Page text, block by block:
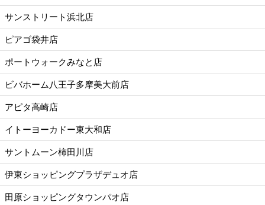
サンストリート浜北店
ピアゴ袋井店
ポートウォークみなと店
ビバホーム八王子多摩美大前店
アピタ高崎店
イトーヨーカドー東大和店
サントムーン柿田川店
伊東ショッピングプラザデュオ店
田原ショッピングタウンパオ店